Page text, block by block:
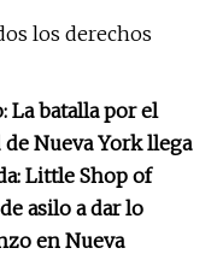
los derechos
La batalla por el
Nueva York llega
Little Shop of
asilo a dar lo
en Nueva